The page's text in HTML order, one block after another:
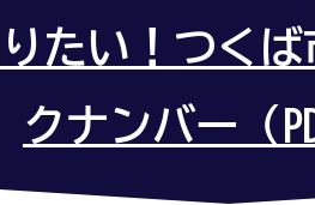
たい！つく
クナンバー（